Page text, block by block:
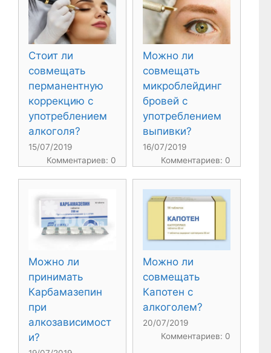
Стоит ли
совмещать
перманентную
коррекцию с
употреблением
алкоголя?
15/07/2019
Комментариев: 0
Можно ли
совмещать
микроблейдинг
бровей с
употреблением
выпивки?
16/07/2019
Комментариев: 0
Можно ли
принимать
Карбамазепин
при
алкозависимост
и?
Можно ли
совмещать
Капотен с
алкоголем?
20/07/2019
Комментариев: 0